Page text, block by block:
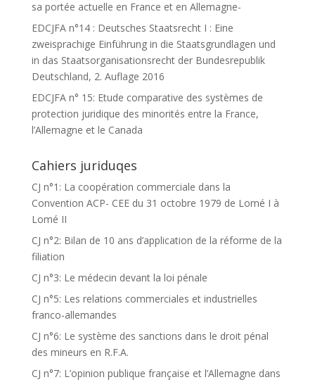
sa portée actuelle en France et en Allemagne-
EDCJFA n°14 : Deutsches Staatsrecht I : Eine
zweisprachige Einführung in die Staatsgrundlagen und
in das Staatsorganisationsrecht der Bundesrepublik
Deutschland, 2. Auflage 2016
EDCJFA n° 15: Etude comparative des systèmes de
protection juridique des minorités entre la France,
l’Allemagne et le Canada
Cahiers juriduqes
CJ n°1: La coopération commerciale dans la
Convention ACP- CEE du 31 octobre 1979 de Lomé I à
Lomé II
CJ n°2: Bilan de 10 ans d’application de la réforme de la
filiation
CJ n°3: Le médecin devant la loi pénale
CJ n°5: Les relations commerciales et industrielles
franco-allemandes
CJ n°6: Le système des sanctions dans le droit pénal
des mineurs en R.F.A.
CJ n°7: L’opinion publique française et l’Allemagne dans